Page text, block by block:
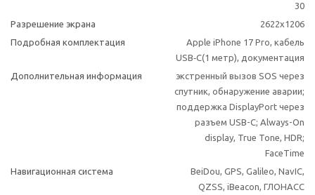
30
Разрешение экрана
2622x1206
Подробная комплектация
Apple iPhone 17 Pro, кабель
USB‑C(1 метр), документация
Дополнительная информация
экстренный вызов SOS через
спутник, обнаружение аварии;
поддержка DisplayPort через
разъем USB-C; Always-On
display, True Tone, HDR;
FaceTime
Навигационная система
BeiDou, GPS, Galileo, NavIC,
QZSS, iBeacon, ГЛОНАСС